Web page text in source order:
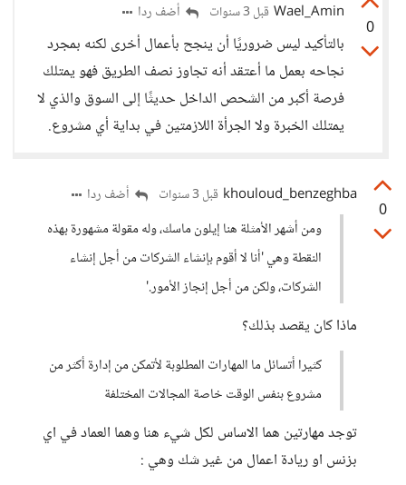
0
Wael_Amin قبل 3 سنوات أضف ردا
بالتأكيد ليس ضروريًا أن ينجح بأعمال أخرى لكنه بمجرد
نجاحه بعمل ما أعتقد أنه تجاوز نصف الطريق فهو يمتلك
فرصة أكبر من الشحص الداخل حديثًا إلى السوق والذي لا
يمتلك الخبرة ولا الجرأة اللازمتين في بداية أي مشروع.
0
khouloud_benzeghba قبل 3 سنوات
أضف ردا
ومن أشهر الأمثلة هنا إيلون ماسك، وله مقولة مشهورة بهذه
النقطة وهي 'أنا لا أقوم بإنشاء الشركات من أجل إنشاء
الشركات، ولكن من أجل إنجاز الأمور.'
ماذا كان يقصد بذلك؟
كثيرا أتسائل ما المهارات المطلوبة لأتمكن من إدارة أكثر من
مشروع بنفس الوقت خاصة المجالات المختلفة
توجد مهارتين هما الاساس لكل شيء هنا وهما العماد في اي
بزنس او ريادة اعمال من غير شك وهي :